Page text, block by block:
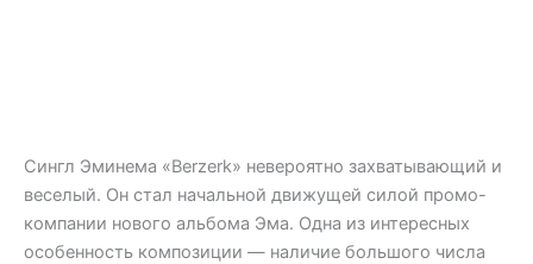
Сингл Эминема «Berzerk» невероятно захватывающий и
веселый. Он стал начальной движущей силой промо-
компании нового альбома Эма. Одна из интересных
особенность композиции — наличие большого числа